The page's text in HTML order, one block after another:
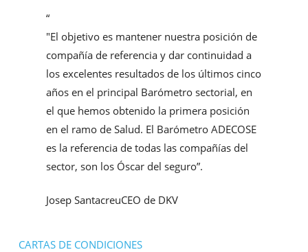
“
"El objetivo es mantener nuestra posición de
compañía de referencia y dar continuidad a
los excelentes resultados de los últimos cinco
años en el principal Barómetro sectorial, en
el que hemos obtenido la primera posición
en el ramo de Salud. El Barómetro ADECOSE
es la referencia de todas las compañías del
sector, son los Óscar del seguro”.
Josep SantacreuCEO de DKV
CARTAS DE CONDICIONES